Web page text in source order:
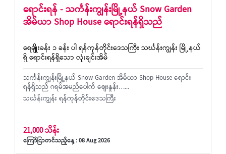
ရောင်းရန် - သင်္ကန်းကျွန်းမြို့နယ် Snow Garden
အိမ်ယာ Shop House ရောင်းရန်ရှိသည်
ရေချိုးခန်း ၁ ခန်း ပါ ရန်ကုန်တိုင်းဒေသကြီး သင်္ဃန်းကျွန်း မြို့နယ်
ရှိ ရောင်းရန်ရှိသော လုံးချင်းအိမ်
သင်္ကန်းကျွန်းမြို့နယ် Snow Garden အိမ်ယာ Shop House ရောင်း
ရန်ရှိသည် ဂရမ်အမည်ပေါက် စျေးနှုန်း…...
သင်္ဃန်းကျွန်း ရန်ကုန်တိုင်းဒေသကြီး
21,000 သိန်း
ကြော်ငြာတင်သည့်နေ့ : 08 Aug 2026